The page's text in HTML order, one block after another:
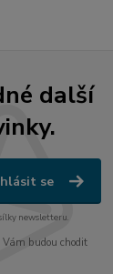
další
se
newsletteru.
budou chodit